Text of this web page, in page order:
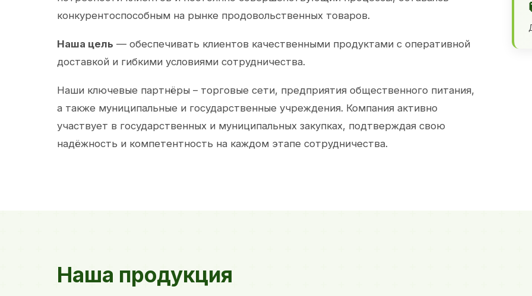
конкурентоспособным на рынке продовольственных товаров.
Наша цель — обеспечивать клиентов качественными продуктами с оперативной
доставкой и гибкими условиями сотрудничества.
Наши ключевые партнёры – торговые сети, предприятия общественного питания,
а также муниципальные и государственные учреждения. Компания активно
участвует в государственных и муниципальных закупках, подтверждая свою
надёжность и компетентность на каждом этапе сотрудничества.
Наша продукция